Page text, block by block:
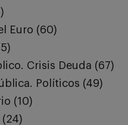
Euro (60)
Crisis Deuda (67)
Políticos (49)
(10)
(24)